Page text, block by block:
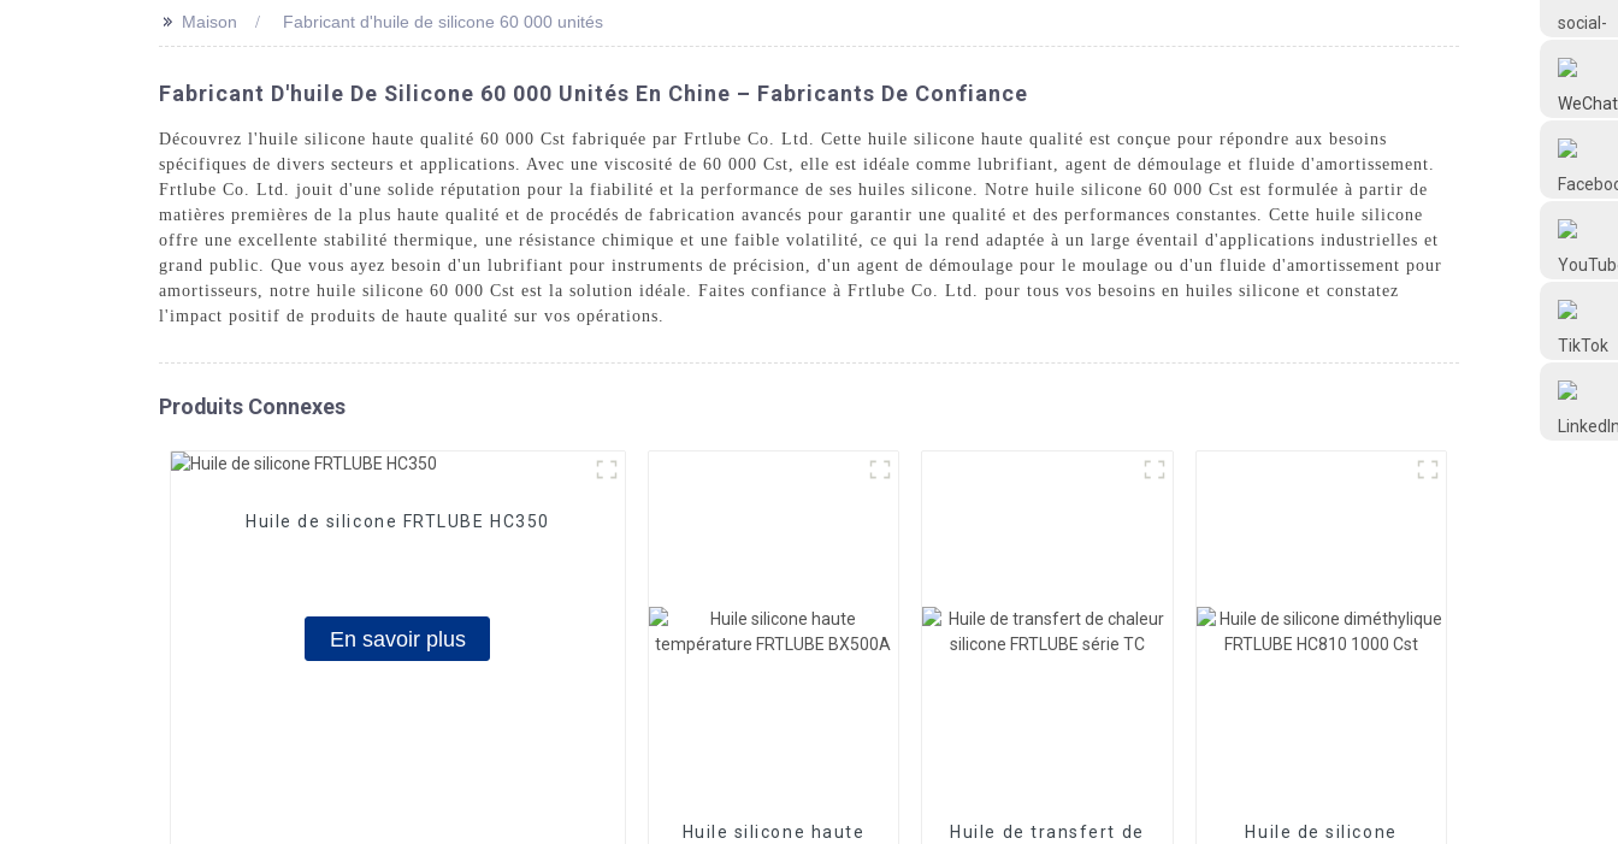
FRTLUBE
>> Maison Fabricant d'huile de silicone 60 000 unités
Fabricant D'huile De Silicone 60 000 Unités En Chine – Fabricants De Confiance
Découvrez l'huile silicone haute qualité 60 000 Cst fabriquée par Frtlube Co. Ltd. Cette huile silicone haute qualité est conçue pour répondre aux besoins
spécifiques de divers secteurs et applications. Avec une viscosité de 60 000 Cst, elle est idéale comme lubrifiant, agent de démoulage et fluide d'amortissement.
Frtlube Co. Ltd. jouit d'une solide réputation pour la fiabilité et la performance de ses huiles silicone. Notre huile silicone 60 000 Cst est formulée à partir de
matières premières de la plus haute qualité et de procédés de fabrication avancés pour garantir une qualité et des performances constantes. Cette huile silicone
offre une excellente stabilité thermique, une résistance chimique et une faible volatilité, ce qui la rend adaptée à un large éventail d'applications industrielles et
grand public. Que vous ayez besoin d'un lubrifiant pour instruments de précision, d'un agent de démoulage pour le moulage ou d'un fluide d'amortissement pour
amortisseurs, notre huile silicone 60 000 Cst est la solution idéale. Faites confiance à Frtlube Co. Ltd. pour tous vos besoins en huiles silicone et constatez
l'impact positif de produits de haute qualité sur vos opérations.
Produits Connexes
Huile de silicone FRTLUBE HC350
En savoir plus
Huile silicone haute
Huile de transfert de
Huile de silicone